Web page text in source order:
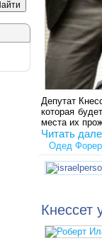
Депутат
которая
места их
Читать
Одед Форер
Кнессет